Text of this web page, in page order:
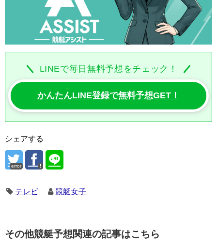
LINEで毎日無料予想をチェック！
かんたんLINE登録で無料予想GET！
シェアする
error
テレビ 競艇女子
その他競艇予想関連の記事はこちら